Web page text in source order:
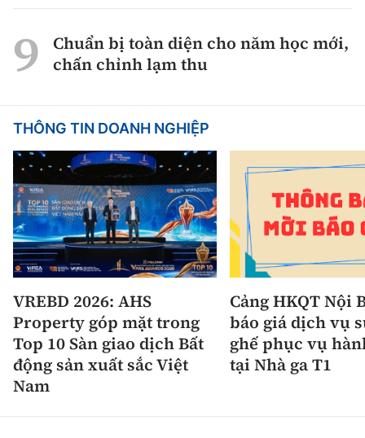
Chuẩn bị toàn diện cho năm học mới,
chấn chỉnh lạm thu
THÔNG TIN DOANH NGHIỆP
VREBD 2026: AHS
Property góp mặt trong
Top 10 Sàn giao dịch Bất
động sản xuất sắc Việt
Nam
Cảng HKQT Nội
báo giá dịch vụ
ghế phục vụ
tại Nhà ga T1